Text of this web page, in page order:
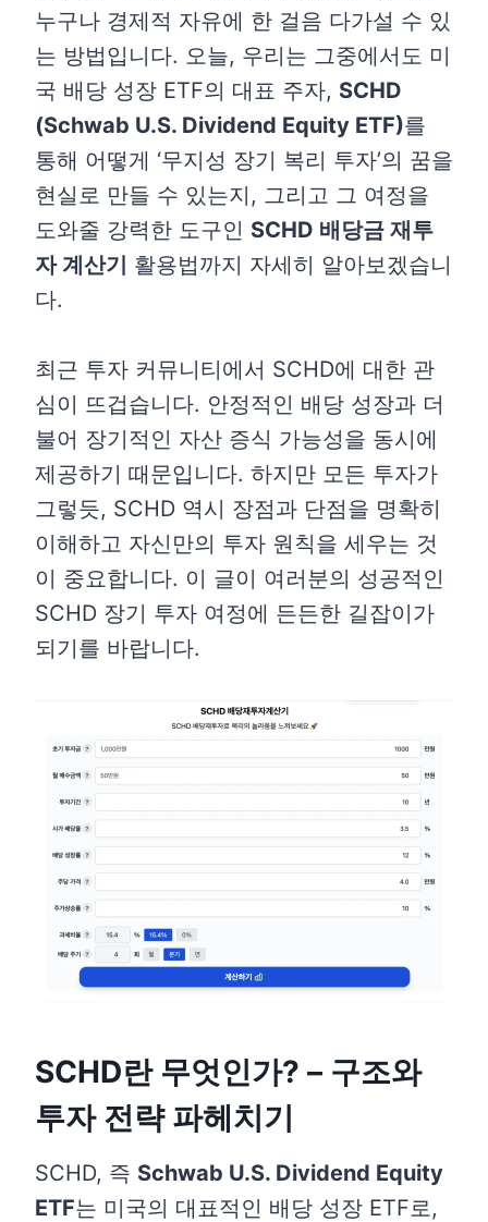
누구나 경제적 자유에 한 걸음 다가설 수 있
는 방법입니다. 오늘, 우리는 그중에서도 미
국 배당 성장 ETF의 대표 주자, SCHD
(Schwab U.S. Dividend Equity ETF)를
통해 어떻게 ‘무지성 장기 복리 투자’의 꿈을
현실로 만들 수 있는지, 그리고 그 여정을
도와줄 강력한 도구인 SCHD 배당금 재투
자 계산기 활용법까지 자세히 알아보겠습니
다.
최근 투자 커뮤니티에서 SCHD에 대한 관
심이 뜨겁습니다. 안정적인 배당 성장과 더
불어 장기적인 자산 증식 가능성을 동시에
제공하기 때문입니다. 하지만 모든 투자가
그렇듯, SCHD 역시 장점과 단점을 명확히
이해하고 자신만의 투자 원칙을 세우는 것
이 중요합니다. 이 글이 여러분의 성공적인
SCHD 장기 투자 여정에 든든한 길잡이가
되기를 바랍니다.
SCHD란 무엇인가? – 구조와
투자 전략 파헤치기
SCHD, 즉 Schwab U.S. Dividend Equity
ETF는 미국의 대표적인 배당 성장 ETF로,